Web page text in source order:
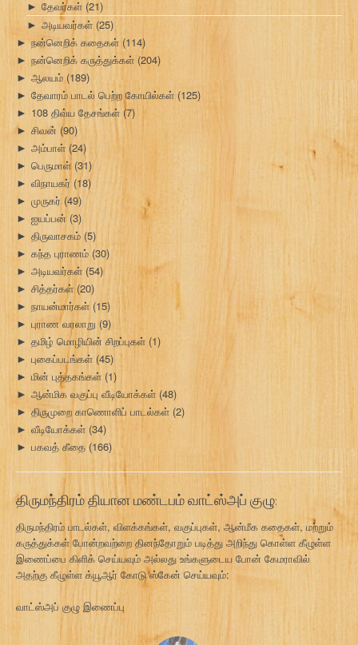
► தேவர்கள் (21)
► அடியவர்கள் (25)
► நன்னெறிக் கதைகள் (114)
► நன்னெறிக் கருத்துக்கள் (204)
► ஆலயம்(189)
► தேவாரம் பாடல் பெற்ற கோயில்கள் (125)
► 108 திவ்ய தேசங்கள் (7)
► சிவன் (90)
► அம்பாள் (24)
► பெருமாள் (31)
► விநாயகர் (18)
► முருகர் (49)
► ஐயப்பன் (3)
► திருவாசகம் (5)
► கந்த புராணம் (30)
► அடியவர்கள் (54)
► சித்தர்கள் (20)
► நாயன்மார்கள் (15)
► புராண வரலாறு (9)
► தமிழ் மொழியின் சிறப்புகள் (1)
► புகைப்படங்கள் (45)
► மின் புத்தகங்கள் (1)
► ஆன்மிக வகுப்பு வீடியோக்கள் (48)
► திருமுறை காணொளிப் பாடல்கள் (2)
► வீடியோக்கள் (34)
► பகவத் கீதை (166)
திருமந்திரம் தியான மண்டபம் வாட்ஸ்அப் குழு:
திருமந்திரம் பாடல்கள், விளக்கங்கள், வகுப்புகள், ஆன்மீக கதைகள், மற்றும்
கருத்துக்கள் போன்றவற்றை தினந்தோறும் படித்து அறிந்து கொள்ள கீழுள்ள
இணைப்பை கிளிக் செய்யவும் அல்லது உங்களுடைய போன் கேமராவில்
அதற்கு கீழுள்ள க்யூஆர் கோடு ஸ்கேன் செய்யவும்:
வாட்ஸ்அப் குழு இணைப்பு